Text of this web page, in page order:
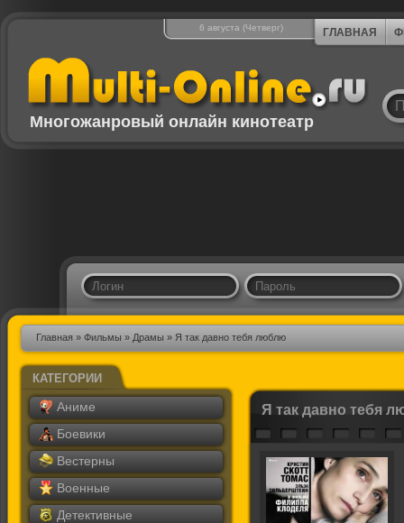
6 августа (Четверг) ГЛАВНАЯ
Многожанровый онлайн кинотеатр
Главная » Фильмы » Драмы » Я так давно тебя люблю
КАТЕГОРИИ
Аниме
Боевики
Вестерны
Военные
Детективные
Я так давно тебя